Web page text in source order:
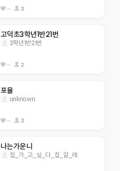
-- 3
고덕초3학년1반21번
3학년1반21번
-- 2
포율
unknown
-- 3
나는가운니
집_가_고_싶_다_집_갈_레